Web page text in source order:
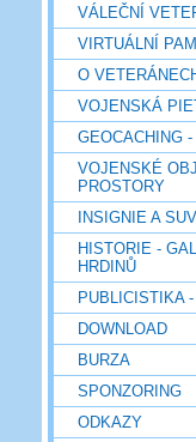
VÁLEČNÍ
VIRTUÁLNÍ
O
VOJENSKÁ
GEOCACHING
VOJENSKÉ
PROSTORY
INSIGNIE A
HISTORIE -
HRDINŮ
PUBLICISTIKA
DOWNLOAD
BURZA
SPONZORING
ODKAZY